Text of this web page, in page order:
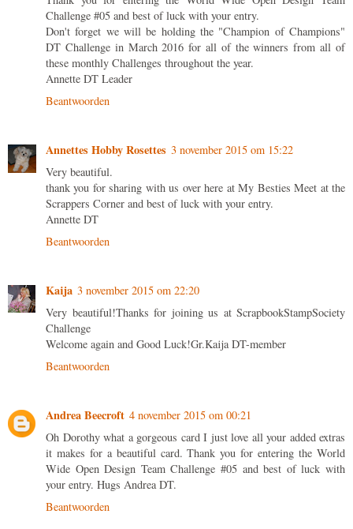
Challenge #05 and best of luck with your entry.
Don't forget we will be holding the "Champion of Champions"
DT Challenge in March 2016 for all of the winners from all of
these monthly Challenges throughout the year.
Annette DT Leader
Beantwoorden
Annettes Hobby Rosettes 3 november 2015 om 15:22
Very beautiful.
thank you for sharing with us over here at My Besties Meet at the
Scrappers Corner and best of luck with your entry.
Annette DT
Beantwoorden
Kaija 3 november 2015 om 22:20
Very beautiful!Thanks for joining us at ScrapbookStampSociety
Challenge
Welcome again and Good Luck!Gr.Kaija DT-member
Beantwoorden
Andrea Beecroft 4 november 2015 om 00:21
Oh Dorothy what a gorgeous card I just love all your added extras
it makes for a beautiful card. Thank you for entering the World
Wide Open Design Team Challenge #05 and best of luck with
your entry. Hugs Andrea DT.
Beantwoorden